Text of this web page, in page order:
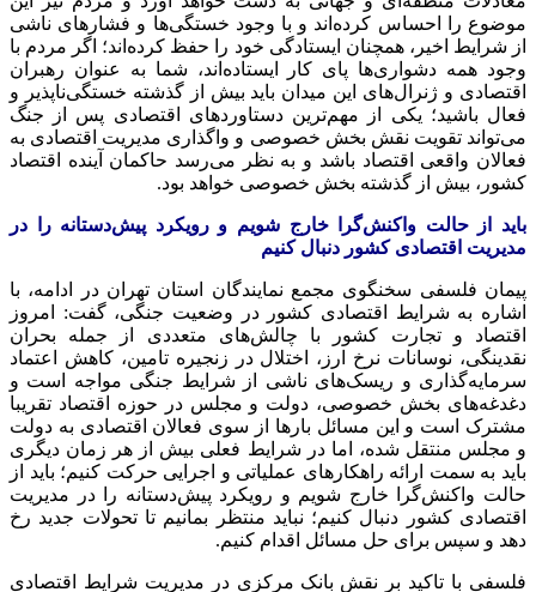
موضوع را احساس کرده‌اند و با وجود خستگی‌ها و فشارهای ناشی
از شرایط اخیر، همچنان ایستادگی خود را حفظ کرده‌اند؛ اگر مردم با
وجود همه دشواری‌ها پای کار ایستاده‌اند، شما به عنوان رهبران
اقتصادی و ژنرال‌های این میدان باید بیش از گذشته خستگی‌ناپذیر و
فعال باشید؛ یکی از مهم‌ترین دستاوردهای اقتصادی پس از جنگ
می‌تواند تقویت نقش بخش خصوصی و واگذاری مدیریت اقتصادی به
فعالان واقعی اقتصاد باشد و به نظر می‌رسد حاکمان آینده اقتصاد
کشور، بیش از گذشته بخش خصوصی خواهد بود.
باید از حالت واکنش‌گرا خارج شویم و رویکرد پیش‌دستانه را در
مدیریت اقتصادی کشور دنبال کنیم
پیمان فلسفی سخنگوی مجمع نمایندگان استان تهران در ادامه، با
اشاره به شرایط اقتصادی کشور در وضعیت جنگی، گفت: امروز
اقتصاد و تجارت کشور با چالش‌های متعددی از جمله بحران
نقدینگی، نوسانات نرخ ارز، اختلال در زنجیره تامین، کاهش اعتماد
سرمایه‌گذاری و ریسک‌های ناشی از شرایط جنگی مواجه است و
دغدغه‌های بخش خصوصی، دولت و مجلس در حوزه اقتصاد تقریبا
مشترک است و این مسائل بارها از سوی فعالان اقتصادی به دولت
و مجلس منتقل شده، اما در شرایط فعلی بیش از هر زمان دیگری
باید به سمت ارائه راهکارهای عملیاتی و اجرایی حرکت کنیم؛ باید از
حالت واکنش‌گرا خارج شویم و رویکرد پیش‌دستانه را در مدیریت
اقتصادی کشور دنبال کنیم؛ نباید منتظر بمانیم تا تحولات جدید رخ
دهد و سپس برای حل مسائل اقدام کنیم.
فلسفی با تاکید بر نقش بانک مرکزی در مدیریت شرایط اقتصادی